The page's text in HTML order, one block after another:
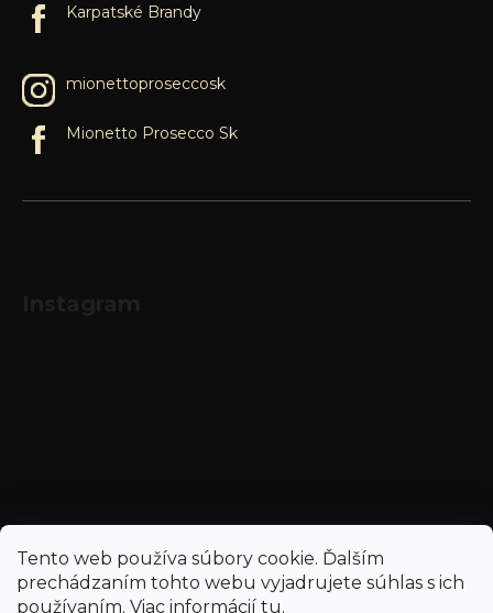
Tento web používa súbory cookie. Ďalším
prechádzaním tohto webu vyjadrujete súhlas s ich
používaním. Viac informácií tu.
Karpatské Brandy
mionettoproseccosk
Mionetto Prosecco Sk